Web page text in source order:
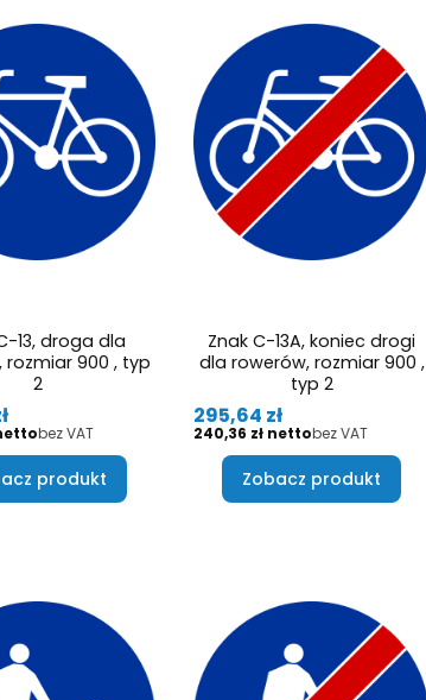
13, droga dla
rozmiar 900 , typ
2
bez VAT
produkt
Znak C-13A, koniec drogi
dla rowerów, rozmiar 900 ,
typ 2
Cena
295,64 zł
Cena
240,36 zł bez VAT
Zobacz produkt